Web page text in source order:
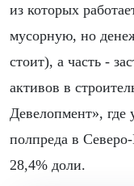
из которых
мусорную, но
стоит), а часть -
активов в
Девелопмент», где
полпреда в
28,4% доли.